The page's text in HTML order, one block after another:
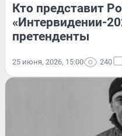
Кто представит
«Интервидении-
претенденты
25 июня, 2026, 15:00 240